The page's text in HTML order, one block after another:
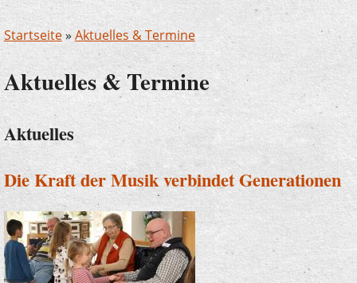
Startseite»Aktuelles & Termine
Aktuelles & Termine
Aktuelles
Die Kraft der Musik verbindet Generationen